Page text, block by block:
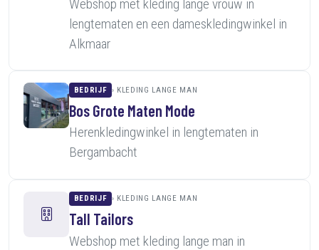
Webshop met kleding lange vrouw in
lengtematen en een dameskledingwinkel in
Alkmaar
BEDRIJF KLEDING LANGE MAN
Bos Grote Maten Mode
Herenkledingwinkel in lengtematen in
Bergambacht
BEDRIJF KLEDING LANGE MAN
Tall Tailors
Webshop met kleding lange man in